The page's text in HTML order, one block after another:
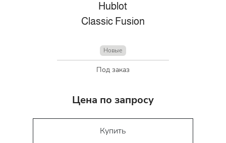
Hublot
Classic Fusion
Новые
Под заказ
Цена по запросу
Купить